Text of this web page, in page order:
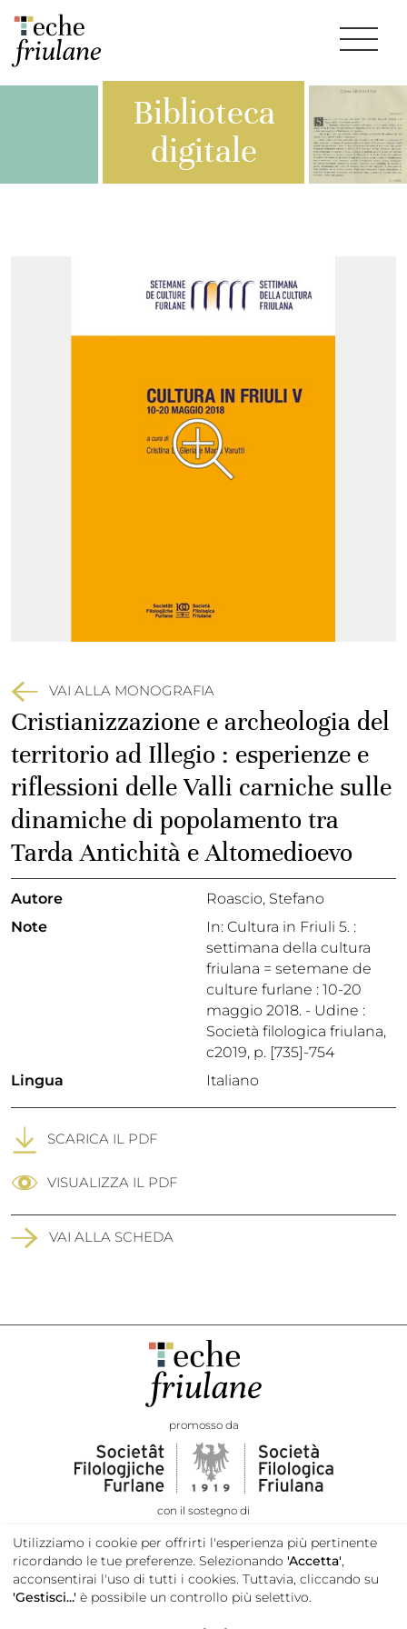
Biblioteca
digitale
VAI ALLA MONOGRAFIA
Cristianizzazione e archeologia del
territorio ad Illegio : esperienze e
riflessioni delle Valli carniche sulle
dinamiche di popolamento tra
Tarda Antichità e Altomedioevo
Autore
Roascio, Stefano
Note
In: Cultura in Friuli 5. :
settimana della cultura
friulana = setemane de
culture furlane : 10-20
maggio 2018. - Udine :
Società filologica friulana,
c2019, p. [735]-754
Lingua
Italiano
SCARICA IL PDF
VISUALIZZA IL PDF
VAI ALLA SCHEDA
promosso da
con il sostegno di
Utilizziamo i cookie per offrirti l'esperienza più pertinente
ricordando le tue preferenze. Selezionando 'Accetta',
acconsentirai l'uso di tutti i cookies. Tuttavia, cliccando su
'Gestisci...' è possibile un controllo più selettivo.